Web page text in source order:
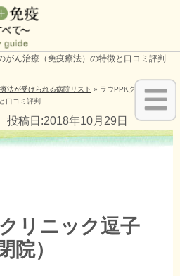
がん治療（免疫療法）の特徴と口コミ評判
法が受けられる病院リスト » ラウPPKクリニック逗
口コミ評判
投稿日:2018年10月29日
リニック逗子
院）